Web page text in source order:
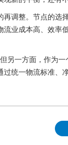
调整。节点的选
业成本高、效率
另一方面，作为一
过统一物流标准、